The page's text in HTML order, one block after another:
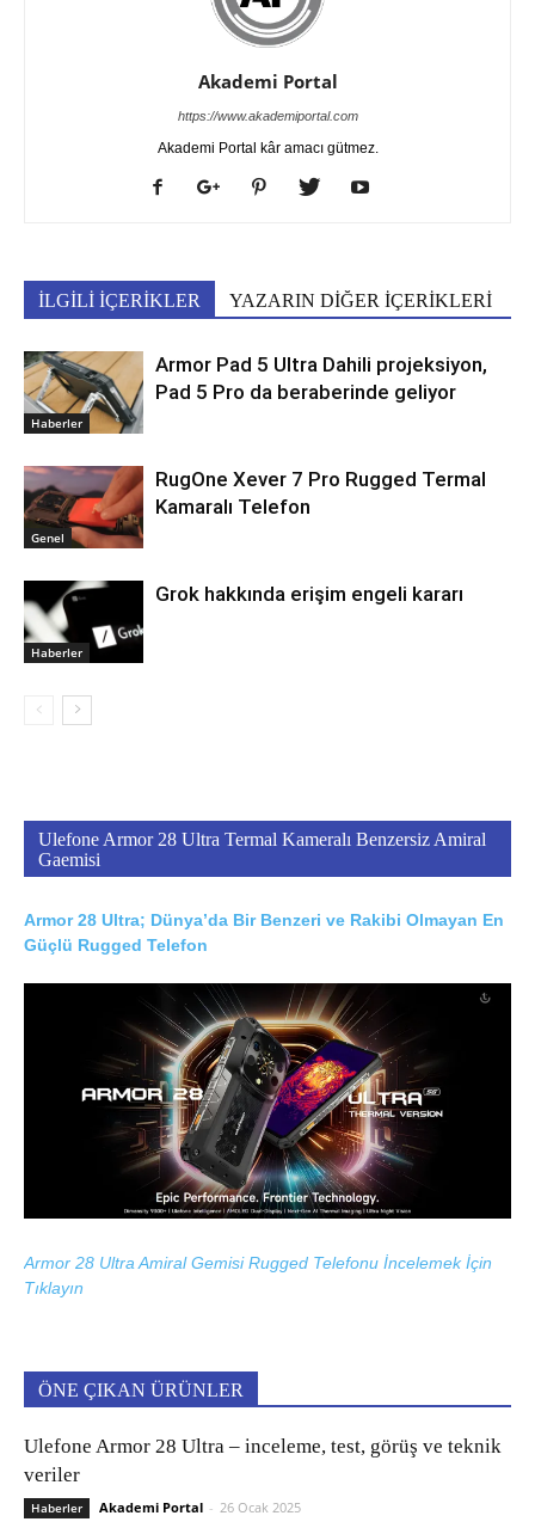
Akademi Portal
https://www.akademiportal.com
Akademi Portal kâr amacı gütmez.
İLGİLİ İÇERİKLER YAZARIN DİĞER İÇERİKLERİ
Haberler
Armor Pad 5 Ultra Dahili projeksiyon,
Pad 5 Pro da beraberinde geliyor
Genel
RugOne Xever 7 Pro Rugged Termal
Kamaralı Telefon
Haberler
Grok hakkında erişim engeli kararı
Ulefone Armor 28 Ultra Termal Kameralı Benzersiz Amiral
Gaemisi
Armor 28 Ultra; Dünya’da Bir Benzeri ve Rakibi Olmayan En
Güçlü Rugged Telefon
Armor 28 Ultra Amiral Gemisi Rugged Telefonu İncelemek İçin
Tıklayın
ÖNE ÇIKAN ÜRÜNLER
Ulefone Armor 28 Ultra – inceleme, test, görüş ve teknik
veriler
Haberler Akademi Portal - 26 Ocak 2025